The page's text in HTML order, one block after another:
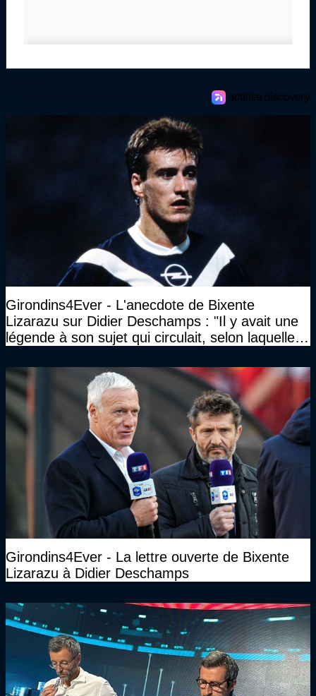
Girondins4Ever - L'anecdote de Bixente
Lizarazu sur Didier Deschamps : "Il y avait une
légende à son sujet qui circulait, selon laquelle il
Girondins4Ever - La lettre ouverte de Bixente
Lizarazu à Didier Deschamps